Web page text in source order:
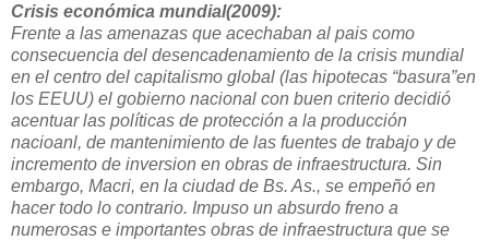
Crisis económica mundial(2009):
Frente a las amenazas que acechaban al pais como
consecuencia del desencadenamiento de la crisis mundial
en el centro del capitalismo global (las hipotecas “basura”en
los EEUU) el gobierno nacional con buen criterio decidió
acentuar las políticas de protección a la producción
nacioanl, de mantenimiento de las fuentes de trabajo y de
incremento de inversion en obras de infraestructura. Sin
embargo, Macri, en la ciudad de Bs. As., se empeñó en
hacer todo lo contrario. Impuso un absurdo freno a
numerosas e importantes obras de infraestructura que se